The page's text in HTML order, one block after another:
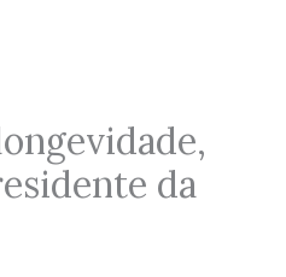
da